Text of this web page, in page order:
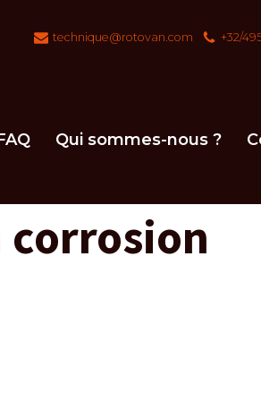
technique@rotovan.com +32/
Qui sommes-nous ?